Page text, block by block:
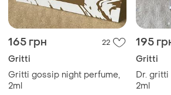
165 грн 22
Gritti
Gritti gossip night perfume,
2ml
195
Gritti
Dr.
2ml